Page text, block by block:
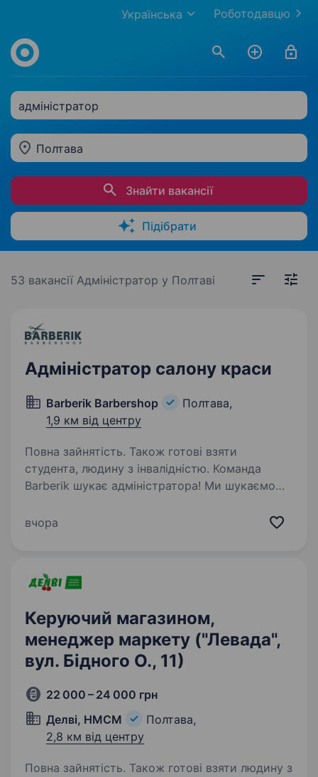
Роботодавцю
Українська
адміністратор
Полтава
Знайти вакансії
Підібрати
53 вакансії Адміністратор у Полтаві
Адміністратор салону краси
Barberik Barbershop
Полтава,
1,9 км від центру
Повна зайнятість. Також готові взяти
студента, людину з інвалідністю. Команда
Barberik шукає адміністратора! Ми шукаємо
з людьми; уважна до деталей та відповідально
вчора
Керуючий магазином,
менеджер маркету ("Левада",
вул. Бідного О., 11)
22 000 – 24 000 грн
Делві, НМСМ
Полтава,
2,8 км від центру
Повна зайнятість. Також готові взяти людину з